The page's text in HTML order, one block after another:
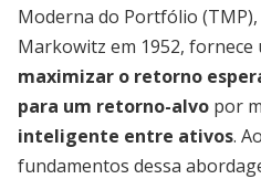
Moderna do Portfólio
Markowitz em 1952,
maximizar o retorno
para um retorno-alvo por
inteligente entre ativos.
fundamentos dessa